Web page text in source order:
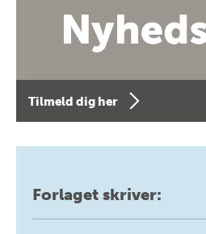
Tilmeld dig her
Forlaget skriver: